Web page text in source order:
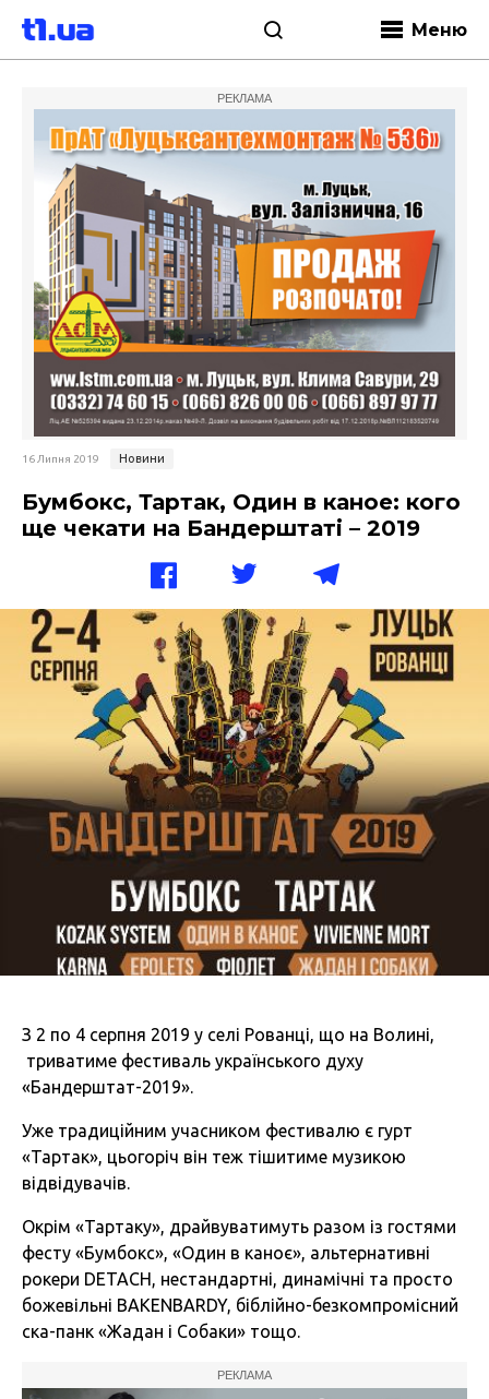
Меню
РЕКЛАМА
16 Липня 2019 Новини
Бумбокс, Тартак, Один в каное: кого
ще чекати на Бандерштаті – 2019
З 2 по 4 серпня 2019 у селі Рованці, що на Волині,
триватиме фестиваль українського духу
«Бандерштат-2019».
Уже традиційним учасником фестивалю є гурт
«Тартак», цьогоріч він теж тішитиме музикою
відвідувачів.
Окрім «Тартаку», драйвуватимуть разом із гостями
фесту «Бумбокс», «Один в каноє», альтернативні
рокери DETACH, нестандартні, динамічні та просто
божевільні BAKENBARDY, біблійно-безкомпромісний
ска-панк «Жадан і Собаки» тощо.
РЕКЛАМА